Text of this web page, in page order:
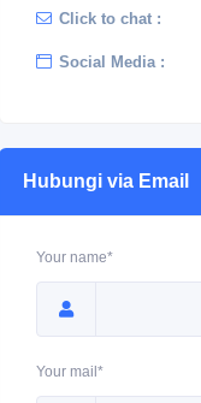
Click to chat :
Social Media :
Hubungi via Email
Your name*
Your mail*